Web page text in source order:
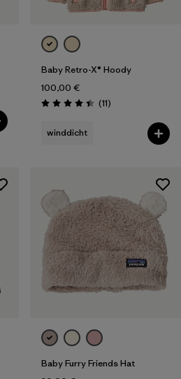
Baby Retro-X® Hoody
100,00 €
Bewertung: 4.5 / 5
(11Rezensionen
)
winddicht
Baby Furry Friends Hat